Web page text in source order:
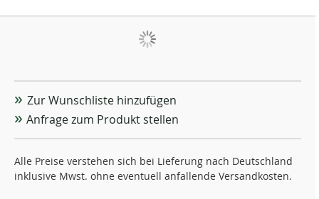
Zur Wunschliste hinzufügen
Anfrage zum Produkt stellen
Alle Preise verstehen sich bei Lieferung nach Deutschland
inklusive Mwst. ohne eventuell anfallende Versandkosten.